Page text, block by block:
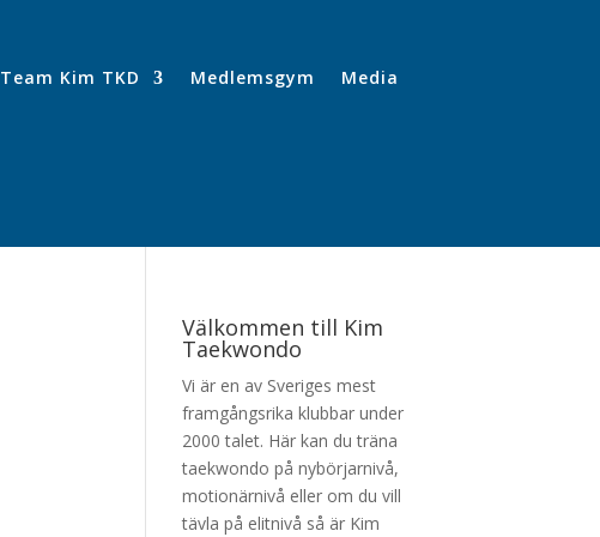
Team Kim TKD Medlemsgym Media
Välkommen till Kim
Taekwondo
Vi är en av Sveriges mest
framgångsrika klubbar under
2000 talet. Här kan du träna
taekwondo på nybörjarnivå,
motionärnivå eller om du vill
tävla på elitnivå så är Kim